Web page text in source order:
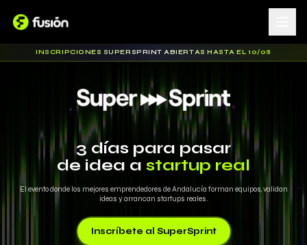
INSCRIPCIONES SUPERSPRINT ABIERTAS HASTA EL 10/08
3 días para pasar
de idea a startup real
El evento donde los mejores emprendedores de Andalucía forman equipos, validan
ideas y arrancan startups reales.
Inscríbete al SuperSprint